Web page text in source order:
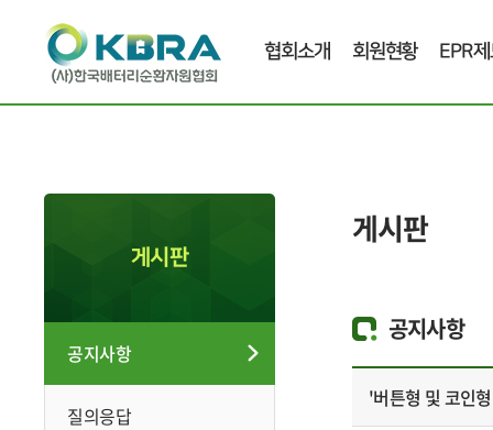
협회소개 회원현황 EPR
게시판
공지사항
질의응답
게시판
공지사항
'버튼형 및 코인